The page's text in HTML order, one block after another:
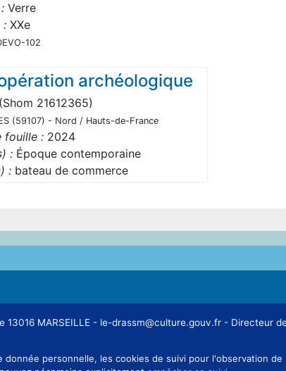
Verre
:XXe
102
archéologique
21612365)
(59107) - Nord / Hauts-de-France
fouille :2024
:Époque contemporaine
:bateau de commerce
MARSEILLE - le-drassm@culture.gouv.fr - Directeur
donnée personnelle, les cookies de suivi pour l'observation